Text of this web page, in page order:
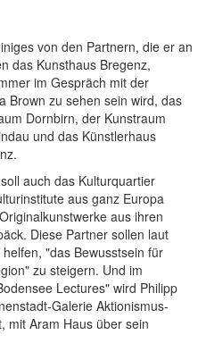
von den Partnern, die er an
das Kunsthaus Bregenz,
im Gespräch mit der
Brown zu sehen sein wird, das
Dornbirn, der Kunstraum
und das Künstlerhaus
auch das Kulturquartier
aus ganz Europa
aus ihren
Diese Partner sollen laut
"das Bewusstsein für
zu steigern. Und im
Lectures" wird Philipp
Galerie Aktionismus-
mit Aram Haus über sein